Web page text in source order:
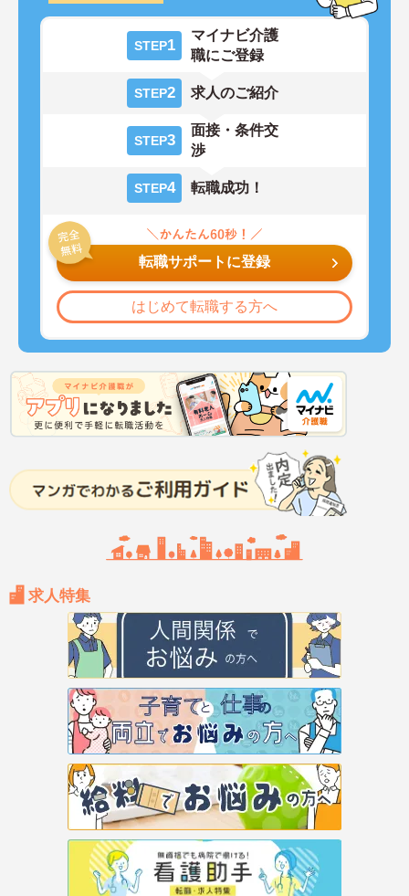
STEP1
マイナビ介護
職にご登録
STEP2 求人のご紹介
STEP3
面接・条件交
渉
STEP4 転職成功！
転職サポートに登録
はじめて転職する方へ
求人特集